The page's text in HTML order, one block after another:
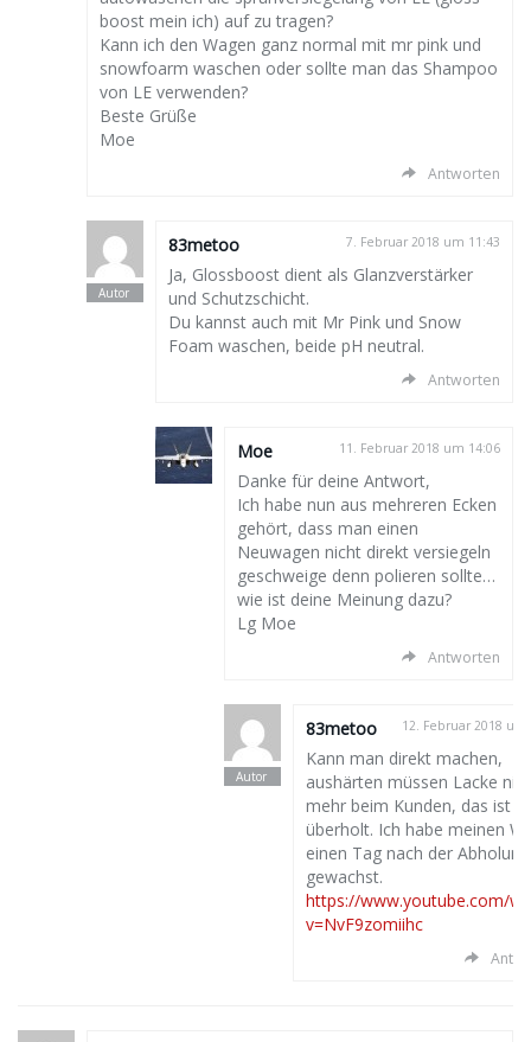
boost mein ich) auf zu tragen?
Kann ich den Wagen ganz normal mit mr pink und
snowfoarm waschen oder sollte man das Shampoo
von LE verwenden?
Beste Grüße
Moe
Antworten
83metoo 7. Februar 2018 um 11:43
Ja, Glossboost dient als Glanzverstärker
und Schutzschicht.
Du kannst auch mit Mr Pink und Snow
Foam waschen, beide pH neutral.
Antworten
Moe 11. Februar 2018 um 14:06
Danke für deine Antwort,
Ich habe nun aus mehreren Ecken
gehört, dass man einen
Neuwagen nicht direkt versiegeln
geschweige denn polieren sollte…
wie ist deine Meinung dazu?
Lg Moe
Antworten
83metoo 12. Februar 2018 um
Kann man direkt machen,
aushärten müssen Lacke
mehr beim Kunden, das ist
überholt. Ich habe meinen
einen Tag nach der Abholung
gewachst.
https://www.youtube.com/
v=NvF9zomiihc